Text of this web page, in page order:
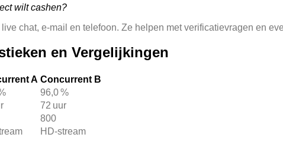
wilt cashen?
chat, e‑mail en telefoon. Ze helpen met verificatievragen en
en Vergelijkingen
A Concurrent B
96,0 %
72 uur
800
HD‑stream